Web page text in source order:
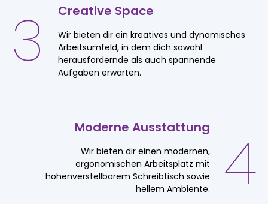
3 Creative Space
Wir bieten dir ein kreatives und dynamisches
Arbeitsumfeld, in dem dich sowohl
herausfordernde als auch spannende
Aufgaben erwarten.
4
Moderne Ausstattung
Wir bieten dir einen modernen,
ergonomischen Arbeitsplatz mit
höhenverstellbarem Schreibtisch sowie
hellem Ambiente.